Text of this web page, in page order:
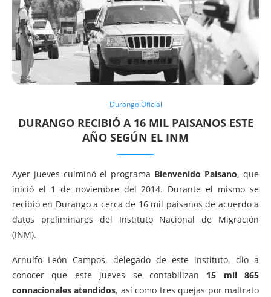
Durango Oficial
DURANGO RECIBIÓ A 16 MIL PAISANOS ESTE
AÑO SEGÚN EL INM
Ayer jueves culminó el programa Bienvenido Paisano, que
inició el 1 de noviembre del 2014. Durante el mismo se
recibió en Durango a cerca de 16 mil paisanos de acuerdo a
datos preliminares del Instituto Nacional de Migración
(INM).
Arnulfo León Campos, delegado de este instituto, dio a
conocer que este jueves se contabilizan 15 mil 865
connacionales atendidos, así como tres quejas por maltrato